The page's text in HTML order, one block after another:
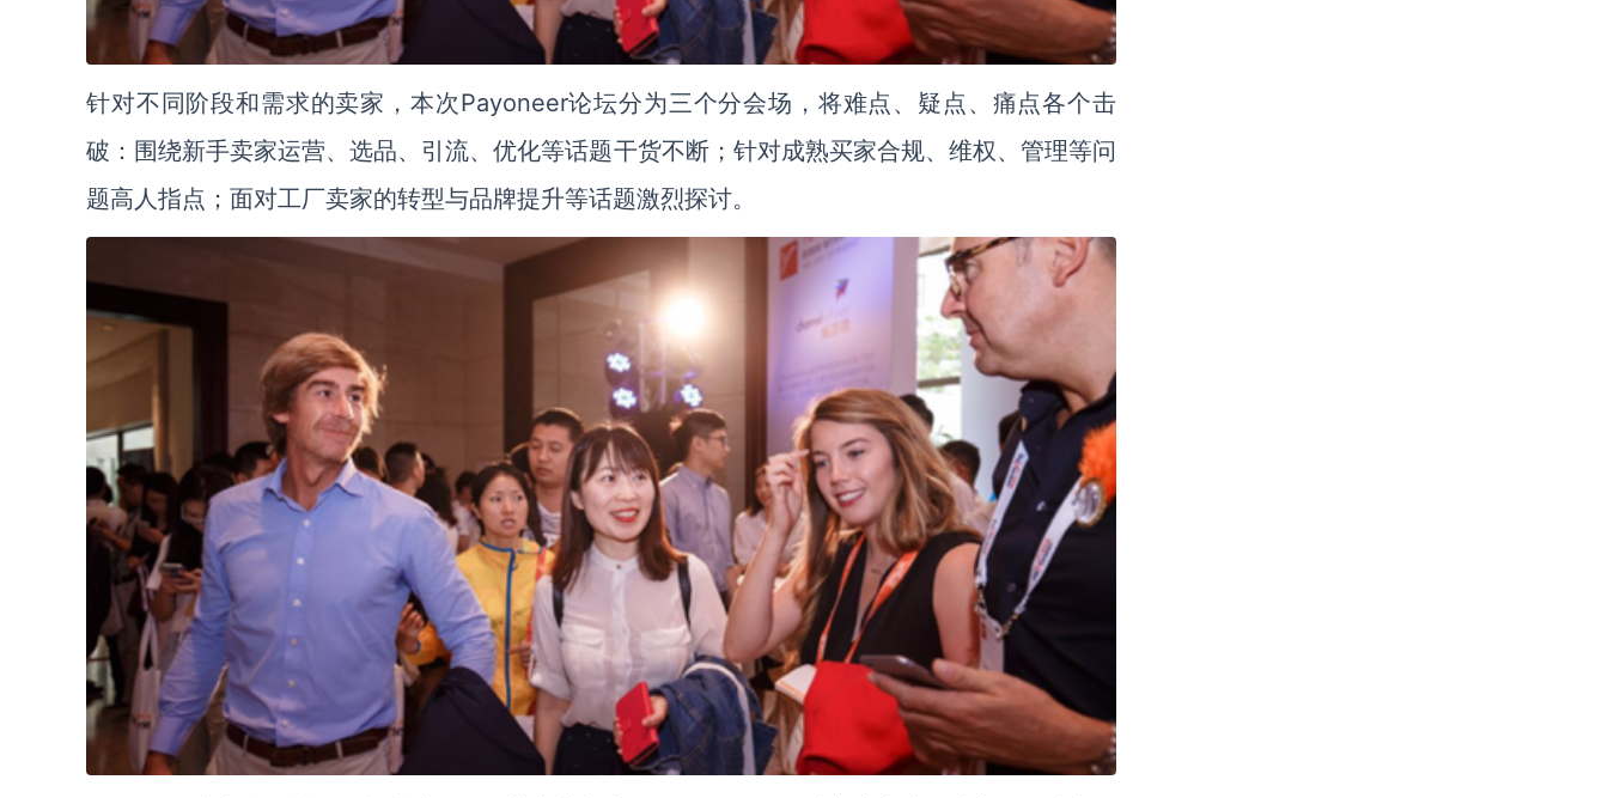
针对不同阶段和需求的卖家，本次Payoneer论坛分为三个分会场，将难点、疑点、痛点各个击
破：围绕新手卖家运营、选品、引流、优化等话题干货不断；针对成熟买家合规、维权、管理等问
题高人指点；面对工厂卖家的转型与品牌提升等话题激烈探讨。